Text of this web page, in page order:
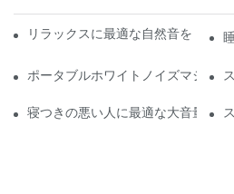
リラックスに最適な自然音を楽し
ポータブルホワイトノイズマシン
寝つきの悪い人に最適な大音量ホ